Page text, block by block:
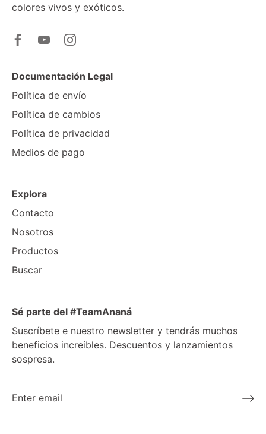
colores vivos y exóticos.
Documentación Legal
Política de envío
Política de cambios
Política de privacidad
Medios de pago
Explora
Contacto
Nosotros
Productos
Buscar
Sé parte del #TeamAnaná
Suscríbete e nuestro newsletter y tendrás muchos
beneficios increíbles. Descuentos y lanzamientos
sospresa.